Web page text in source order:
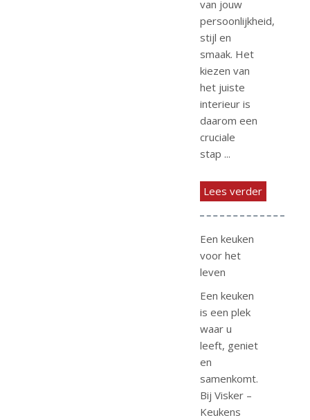
van jouw
persoonlijkheid,
stijl en
smaak. Het
kiezen van
het juiste
interieur is
daarom een
cruciale
stap ...
Lees verder
Een keuken
voor het
leven
Een keuken
is een plek
waar u
leeft, geniet
en
samenkomt.
Bij Visker –
Keukens